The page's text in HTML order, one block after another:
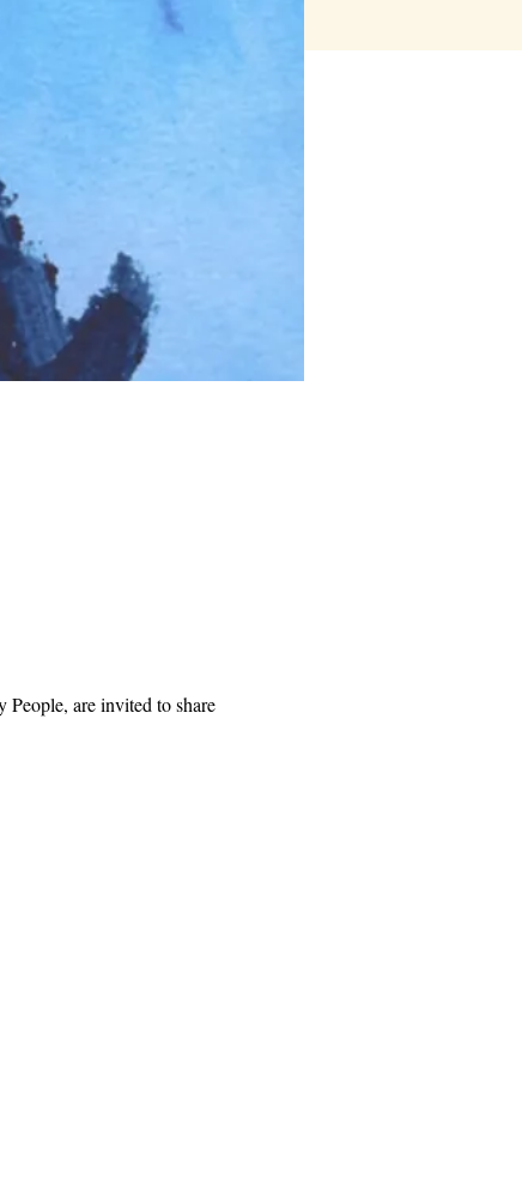
are invited to share